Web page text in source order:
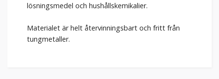
lösningsmedel och hushållskemikalier.
Materialet är helt återvinningsbart och fritt från
tungmetaller.